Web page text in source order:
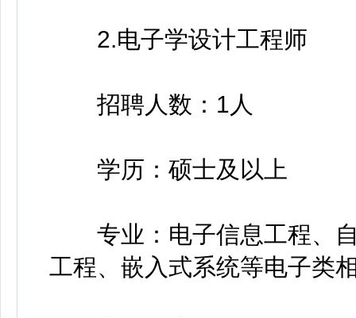
2.电子学设计工程师
招聘人数：1人
学历：硕士及以上
专业：电子信息工程、自
工程、嵌入式系统等电子类